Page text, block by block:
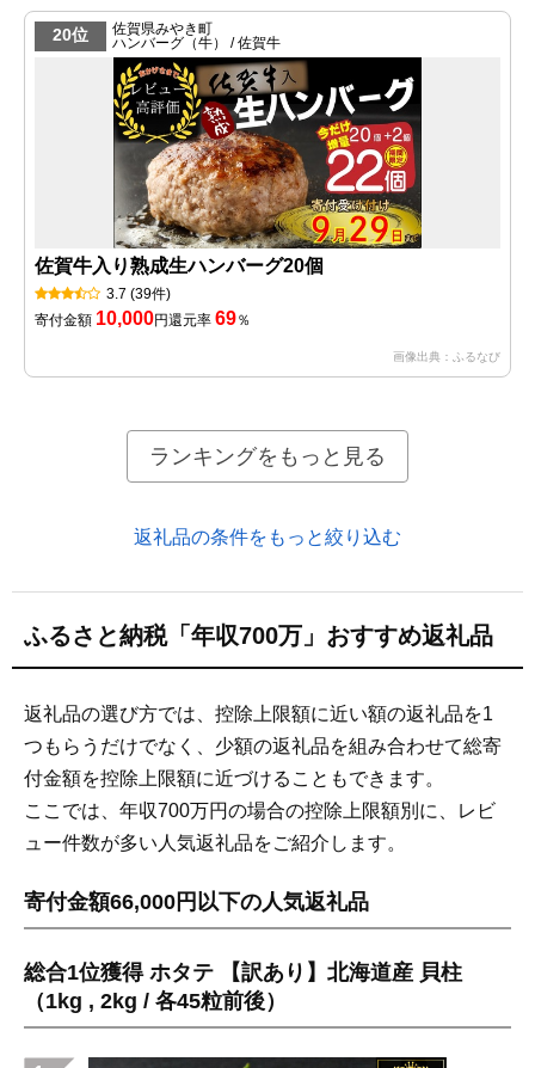
20位
佐賀県みやき町
ハンバーグ（牛） / 佐賀牛
佐賀牛入り熟成生ハンバーグ20個
3.7 (39件)
寄付金額 10,000円還元率 69％
画像出典：ふるなび
ランキングをもっと見る
返礼品の条件をもっと絞り込む
ふるさと納税「年収700万」おすすめ返礼品
返礼品の選び方では、控除上限額に近い額の返礼品を1
つもらうだけでなく、少額の返礼品を組み合わせて総寄
付金額を控除上限額に近づけることもできます。
ここでは、年収700万円の場合の控除上限額別に、レビ
ュー件数が多い人気返礼品をご紹介します。
寄付金額66,000円以下の人気返礼品
総合1位獲得 ホタテ 【訳あり】北海道産 貝柱
（1kg , 2kg / 各45粒前後）